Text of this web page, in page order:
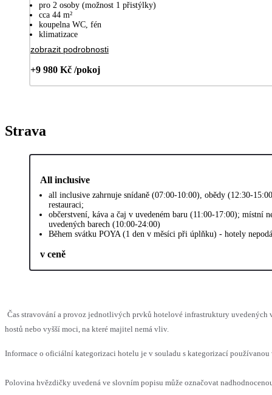
pro 2 osoby (možnost 1 přistýlky)
cca 44 m²
koupelna WC, fén
klimatizace
zobrazit podrobnosti
+9 980 Kč /pokoj
Strava
All inclusive
all inclusive zahrnuje snídaně (07:00-10:00), obědy (12:30-
restauraci;
občerstvení, káva a čaj v uvedeném baru (11:00-17:00);
uvedených barech (10:00-24:00)
Během svátku POYA (1 den v měsíci při úplňku) - hotely
v ceně
Čas stravování a provoz jednotlivých prvků hotelové infrastruktury uvedených
hostů nebo vyšší moci, na které majitel nemá vliv.
Informace o oficiální kategorizaci hotelu je v souladu s kategorizací
Polovina hvězdičky uvedená ve slovním popisu může označovat